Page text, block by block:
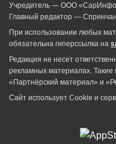
Учредитель — ООО
Главный редактор —
При использовании любых
обязательна гиперссылка на
Редакция не несет
рекламных материалах.
«Партнёрский материал» и
Сайт использует Cookie и